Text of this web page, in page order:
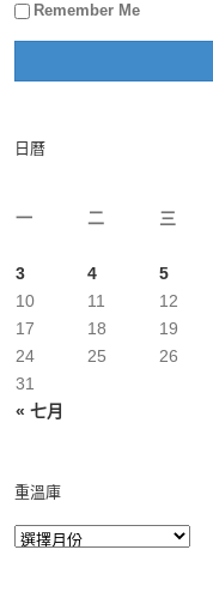
Remember Me
日曆
一
二 三
« 七月
3
4 5
10
11 12
17
18 19
24
25 26
31
重溫庫